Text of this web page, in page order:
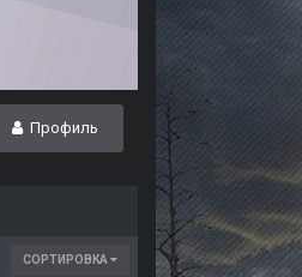
Профиль
СОРТИРОВКА